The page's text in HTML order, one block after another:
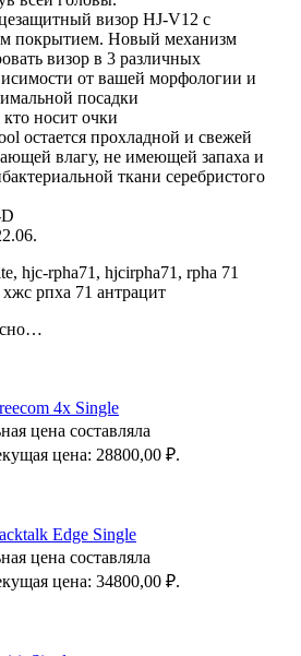
визор HJ-V12 с
покрытием. Новый механизм
визор в 3 различных
от вашей морфологии и
посадки
носит очки
остается прохладной и свежей
влагу, не имеющей запаха и
ткани серебристого
hjc-rpha71, hjcirpha71, rpha 71
рпха 71 антрацит
4x Single
цена составляла
цена: 28800,00 ₽.
Edge Single
цена составляла
цена: 34800,00 ₽.